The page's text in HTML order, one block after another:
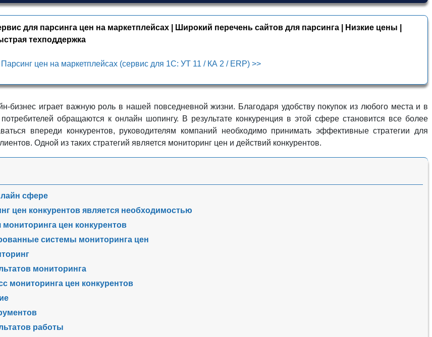
для парсинга цен на маркетплейсах | Широкий перечень сайтов для парсинга | Низкие цены |
техподдержка
Парсинг цен на маркетплейсах (сервис для 1С: УТ 11 / КА 2 / ERP) >>
бизнес играет важную роль в нашей повседневной жизни. Благодаря удобству покупок из любого места и в
обращаются к онлайн шопингу. В результате конкуренция в этой сфере становится все более
впереди конкурентов, руководителям компаний необходимо принимать эффективные стратегии для
Одной из таких стратегий является мониторинг цен и действий конкурентов.
сфере
цен конкурентов является необходимостью
цен конкурентов
системы мониторинга цен
мониторинга
мониторинга цен конкурентов
работы